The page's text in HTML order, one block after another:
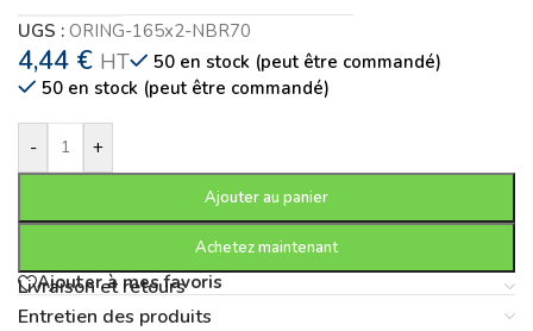
UGS : ORING-165x2-NBR70
4,44 € HT
50 en stock (peut être commandé)
50 en stock (peut être commandé)
- +
Ajouter au panier
Achetez maintenant
Ajouter à mes favoris
Livraison et retours
Entretien des produits